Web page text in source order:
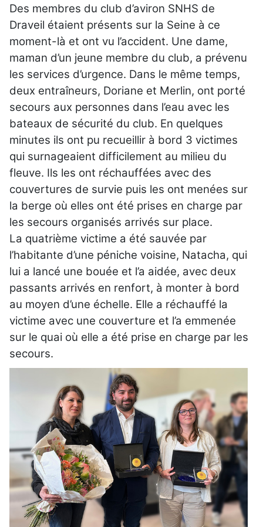
Des membres du club d’aviron SNHS de
Draveil étaient présents sur la Seine à ce
moment-là et ont vu l’accident. Une dame,
maman d’un jeune membre du club, a prévenu
les services d’urgence. Dans le même temps,
deux entraîneurs, Doriane et Merlin, ont porté
secours aux personnes dans l’eau avec les
bateaux de sécurité du club. En quelques
minutes ils ont pu recueillir à bord 3 victimes
qui surnageaient difficilement au milieu du
fleuve. Ils les ont réchauffées avec des
couvertures de survie puis les ont menées sur
la berge où elles ont été prises en charge par
les secours organisés arrivés sur place.
La quatrième victime a été sauvée par
l’habitante d’une péniche voisine, Natacha, qui
lui a lancé une bouée et l’a aidée, avec deux
passants arrivés en renfort, à monter à bord
au moyen d’une échelle. Elle a réchauffé la
victime avec une couverture et l’a emmenée
sur le quai où elle a été prise en charge par les
secours.